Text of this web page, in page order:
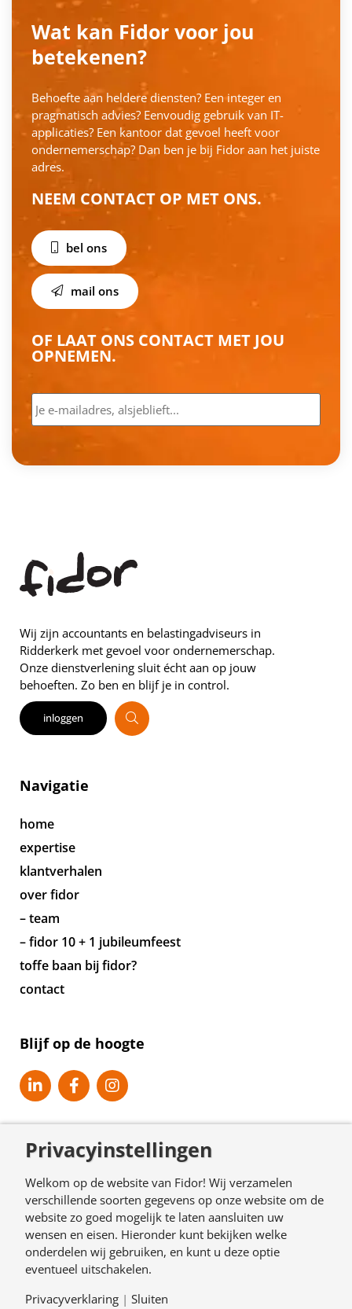
Wat kan Fidor voor jou
betekenen?
Behoefte aan heldere diensten? Een integer en
pragmatisch advies? Eenvoudig gebruik van IT-
applicaties? Een kantoor dat gevoel heeft voor
ondernemerschap? Dan ben je bij Fidor aan het juiste
adres.
NEEM CONTACT OP MET ONS.
bel ons
mail ons
OF LAAT ONS CONTACT MET JOU
OPNEMEN.
E-
mailadres *
Wij zijn accountants en belastingadviseurs in
Ridderkerk met gevoel voor ondernemerschap.
Onze dienstverlening sluit écht aan op jouw
behoeften. Zo ben en blijf je in control.
inloggen
Navigatie
home
expertise
klantverhalen
over fidor
– team
– fidor 10 + 1 jubileumfeest
toffe baan bij fidor?
contact
Blijf op de hoogte
© Copyright 2026. Fidor.nl
algemene voorwaarden
Privacyinstellingen
Welkom op de website van Fidor! Wij verzamelen
verschillende soorten gegevens op onze website om de
website zo goed mogelijk te laten aansluiten uw
wensen en eisen. Hieronder kunt bekijken welke
onderdelen wij gebruiken, en kunt u deze optie
eventueel uitschakelen.
Privacyverklaring | Sluiten